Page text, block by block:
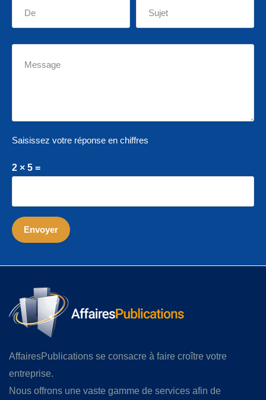
Saisissez votre réponse en chiffres
2 × 5 =
AffairesPublications se consacre à faire croître votre
entreprise.
Nous offrons une vaste gamme de services afin de